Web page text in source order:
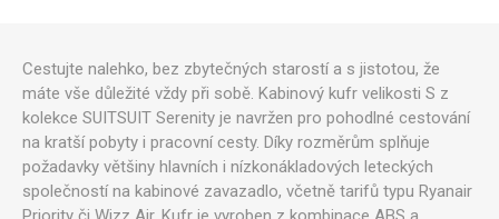
Cestujte nalehko, bez zbytečných starostí a s jistotou, že
máte vše důležité vždy při sobě. Kabinový kufr velikosti S z
kolekce SUITSUIT Serenity je navržen pro pohodlné cestování
na kratší pobyty i pracovní cesty. Díky rozměrům splňuje
požadavky většiny hlavních i nízkonákladových leteckých
společností na kabinové zavazadlo, včetně tarifů typu Ryanair